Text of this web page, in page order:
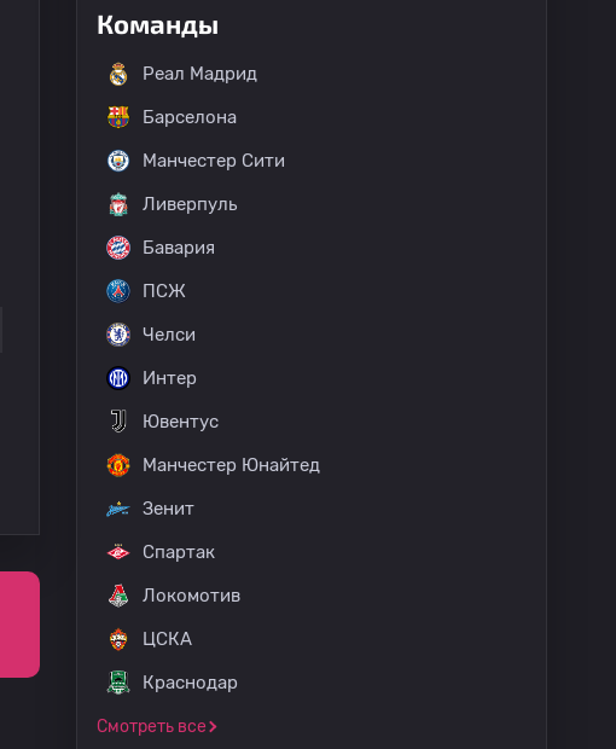
Команды
Реал Мадрид
Барселона
Манчестер Сити
Ливерпуль
Бавария
ПСЖ
Челси
Интер
Ювентус
Манчестер Юнайтед
Зенит
Спартак
Локомотив
ЦСКА
Краснодар
Смотреть все